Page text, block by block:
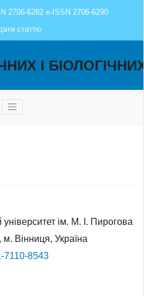
2706-6282 e-ISSN 2706-6290
статтю
І
ім. М. І. Пирогова
Вінниця, Україна
7110-8543